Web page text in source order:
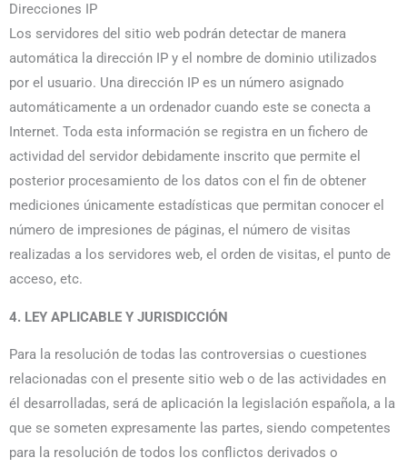
Direcciones IP
Los servidores del sitio web podrán detectar de manera
automática la dirección IP y el nombre de dominio utilizados
por el usuario. Una dirección IP es un número asignado
automáticamente a un ordenador cuando este se conecta a
Internet. Toda esta información se registra en un fichero de
actividad del servidor debidamente inscrito que permite el
posterior procesamiento de los datos con el fin de obtener
mediciones únicamente estadísticas que permitan conocer el
número de impresiones de páginas, el número de visitas
realizadas a los servidores web, el orden de visitas, el punto de
acceso, etc.
4. LEY APLICABLE Y JURISDICCIÓN
Para la resolución de todas las controversias o cuestiones
relacionadas con el presente sitio web o de las actividades en
él desarrolladas, será de aplicación la legislación española, a la
que se someten expresamente las partes, siendo competentes
para la resolución de todos los conflictos derivados o